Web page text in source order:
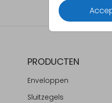
PRODUCTEN
Enveloppen
Sluitzegels